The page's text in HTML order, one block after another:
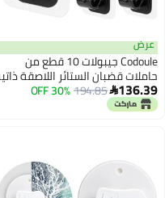
عرض
Codoule جيبولات 10 قطع من
حاملات قضبان الستائر اللاصقة
بدون حفر، أقواس قضبان الستائر
بدون حفر، بدون مسامير، قابلة
136.39
194.85
30% OFF